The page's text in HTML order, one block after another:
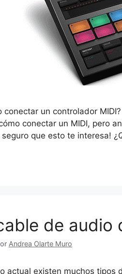
conectar un controlador
conectar un MIDI, pero
que esto te interesa!
de audio
Andrea Olarte Muro
actual existen muchos tipos